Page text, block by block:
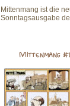
Mittenmang ist die
Sonntagsausgabe